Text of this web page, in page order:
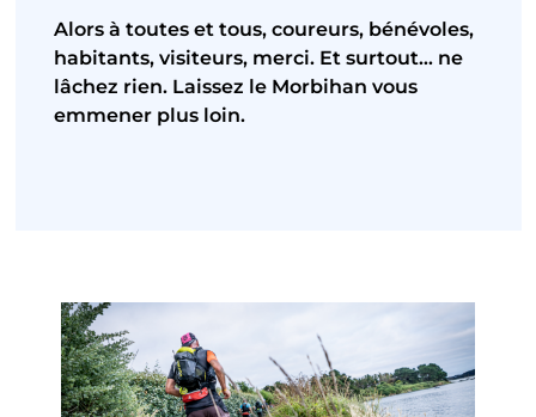
Alors à toutes et tous, coureurs, bénévoles,
habitants, visiteurs, merci. Et surtout… ne
lâchez rien. Laissez le Morbihan vous
emmener plus loin.